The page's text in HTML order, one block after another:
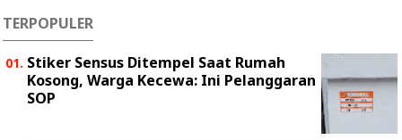
TERPOPULER
Stiker Sensus Ditempel Saat Rumah
Kosong, Warga Kecewa: Ini Pelanggaran
SOP